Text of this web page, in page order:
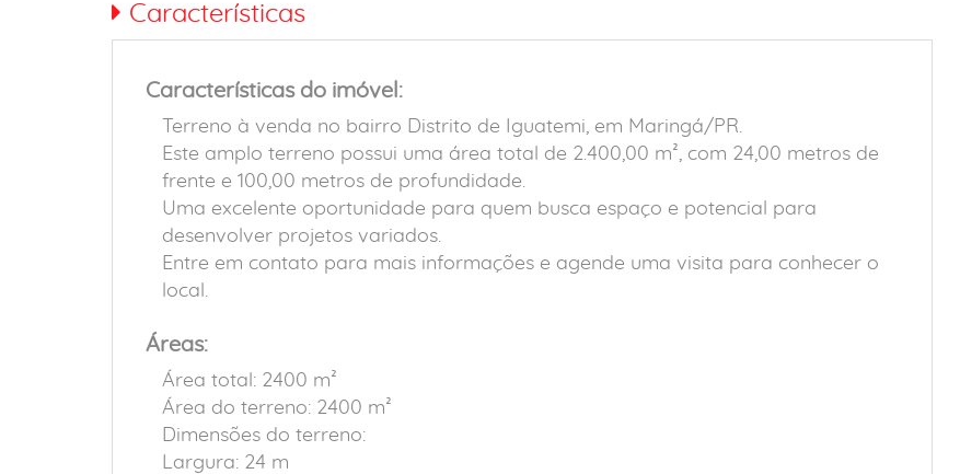
Características
Características do imóvel:
Terreno à venda no bairro Distrito de Iguatemi, em Maringá/PR.
Este amplo terreno possui uma área total de 2.400,00 m², com 24,00 metros de
frente e 100,00 metros de profundidade.
Uma excelente oportunidade para quem busca espaço e potencial para
desenvolver projetos variados.
Entre em contato para mais informações e agende uma visita para conhecer o
local.
Áreas:
Área total: 2400 m²
Área do terreno: 2400 m²
Dimensões do terreno:
Largura: 24 m